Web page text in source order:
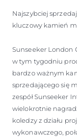
Najszybciej
kluczowy kamień
Sunseeker London
w tym tygodniu
bardzo ważnym
sprzedającego się
zespół Sunseeker
wielokrotnie
koledzy z działu
wykonawczego,